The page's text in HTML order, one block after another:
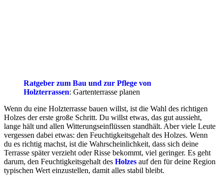
Ratgeber zum Bau und zur Pflege von
Holzterrassen: Gartenterrasse planen
Wenn du eine Holzterrasse bauen willst, ist die Wahl des richtigen
Holzes der erste große Schritt. Du willst etwas, das gut aussieht,
lange hält und allen Witterungseinflüssen standhält. Aber viele Leute
vergessen dabei etwas: den Feuchtigkeitsgehalt des Holzes. Wenn
du es richtig machst, ist die Wahrscheinlichkeit, dass sich deine
Terrasse später verzieht oder Risse bekommt, viel geringer. Es geht
darum, den Feuchtigkeitsgehalt des Holzes auf den für deine Region
typischen Wert einzustellen, damit alles stabil bleibt.